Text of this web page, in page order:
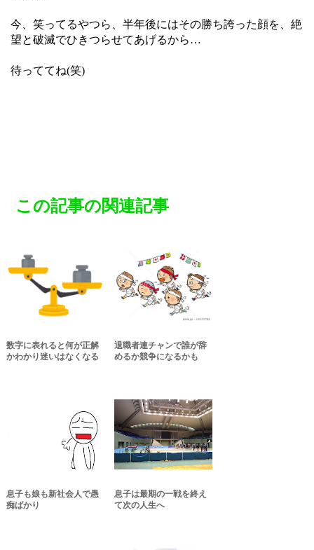
今、笑ってるやつら、半年後にはその勝ち誇った顔を、絶
望と破滅でひきつらせてあげるから…
待っててね(笑)
この記事の関連記事
数字に表れると何が正解
かわかり迷いはなくなる
退職者連チャンで誰が辞
めるか競争になるかも
息子も娘も新社会人で愚
痴ばかり
息子は最期の一戦を終え
て次の人生へ